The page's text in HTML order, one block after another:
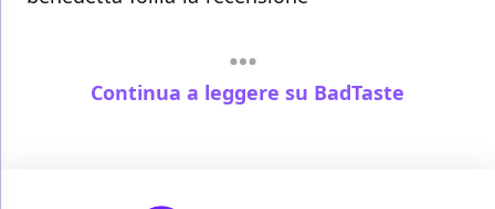
Continua a leggere su BadTaste